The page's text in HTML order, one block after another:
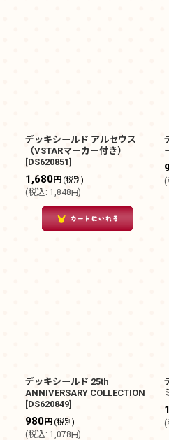
デッキシールド アルセウス
（VSTARマーカー付き）
[DS620851]
1,680円 (税別)
(税込: 1,848円)
(
デッキシールド 25th
ANNIVERSARY COLLECTION
[DS620849]
980円 (税別)
(税込: 1,078円)
(